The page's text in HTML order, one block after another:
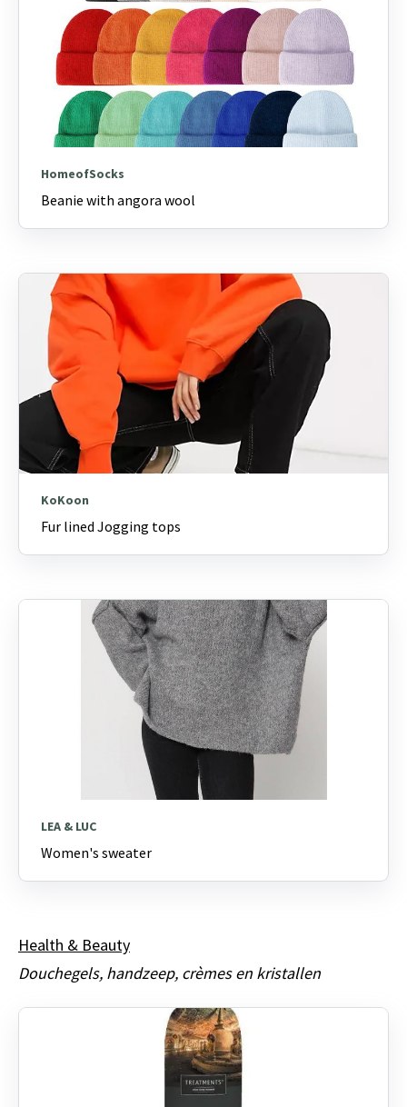
HomeofSocks
Beanie with angora wool
KoKoon
Fur lined Jogging tops
LEA & LUC
Women's sweater
Health & Beauty
Douchegels, handzeep, crèmes en kristallen